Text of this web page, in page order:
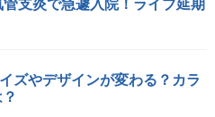
ズやデザインが変わる？カラ